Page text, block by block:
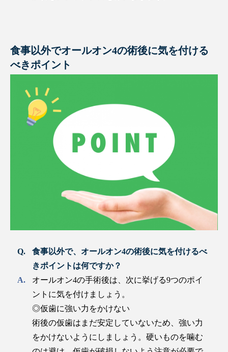
食事以外でオールオン4の術後に気を付ける
べきポイント
食事以外で、オールオン4の術後に気を付けるべ
きポイントは何ですか？
オールオン4の手術後は、次に挙げる9つのポイ
ントに気を付けましょう。
◎仮歯に強い力をかけない
術後の仮歯はまだ安定していないため、強い力
をかけないようにしましょう。硬いものを噛む